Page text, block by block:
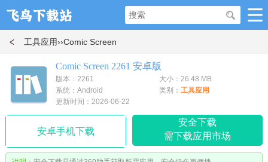
工具应用››Comic Screen
Comic Screen 2261 安卓版
版本：2261
大小：26.48 MB
系统：Android
类别： 工具应用
更新时间：2026-06-22
安卓手机下载
安全下载
需下载应用市场